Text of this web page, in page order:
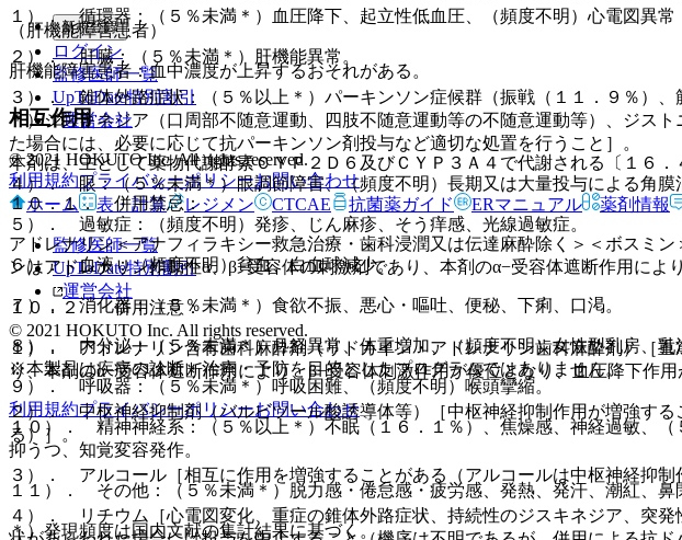
（肝機能障害患者）
肝機能障害患者：血中濃度が上昇するおそれがある。
相互作用
本剤は、主として薬物代謝酵素ＣＹＰ２Ｄ６及びＣＹＰ３Ａ４で代謝される〔１６．
１０．１． 併用禁忌：
アドレナリン＜アナフィラキシー救急治療・歯科浸潤又は伝達麻酔除く＞＜ボスミ
ンはアドレナリン作動性α、β−受容体の刺激剤であり、本剤のα−受容体遮断作用に
１０．２． 併用注意：
１）． アドレナリン含有歯科麻酔剤（リドカイン・アドレナリン歯科麻酔剤）［
り、本剤のα−受容体遮断作用により、β−受容体刺激作用が優位となり、血圧降下作用
２）． 中枢神経抑制剤（バルビツール酸誘導体等）［中枢神経抑制作用が増強す
る）］。
３）． アルコール［相互に作用を増強することがある（アルコールは中枢神経抑制
４）． リチウム［心電図変化、重症の錐体外路症状、持続性のジスキネジア、突
１）． 循環器：（５％未満＊）血圧降下、起立性低血圧、（頻度不明）心電図異常
２）． 肝臓：（５％未満＊）肝機能異常。
３）． 錐体外路症状：（５％以上＊）パーキンソン症候群（振戦（１１．９％）
＊）ジスキネジア（口周部不随意運動、四肢不随意運動等の不随意運動等）、ジス
た場合には、必要に応じて抗パーキンソン剤投与など適切な処置を行うこと］。
４）． 眼：（５％未満＊）眼調節障害、（頻度不明）長期又は大量投与による角膜
５）． 過敏症：（頻度不明）発疹、じん麻疹、そう痒感、光線過敏症。
６）． 血液：（頻度不明）貧血、白血球減少。
７）． 消化器：（５％未満＊）食欲不振、悪心・嘔吐、便秘、下痢、口渇。
８）． 内分泌：（５％未満＊）月経異常、体重増加、（頻度不明）女性型乳房、
９）． 呼吸器：（５％未満＊）呼吸困難、（頻度不明）喉頭攣縮。
１０）． 精神神経系：（５％以上＊）不眠（１６．１％）、焦燥感、神経過敏、
抑うつ、知覚変容発作。
１１）． その他：（５％未満＊）脱力感・倦怠感・疲労感、発熱、発汗、潮紅、鼻
＊）発現頻度は国内文献の集計結果に基づく。
新規登録
ログイン
監修医師一覧
UpToDate特別割引
運営会社
© 2021 HOKUTO Inc. All rights reserved.
利用規約プライバシーポリシーお問い合わせ
ホーム
表・計算 レジメン CTCAE 抗菌薬ガイド ERマニュアル 薬剤情報
監修医師一覧
UpToDate特別割引
運営会社
© 2021 HOKUTO Inc. All rights reserved.
※本製品は疾病の診断・治療・予防を目的としたプログラムではありません。
利用規約プライバシーポリシーお問い合わせ